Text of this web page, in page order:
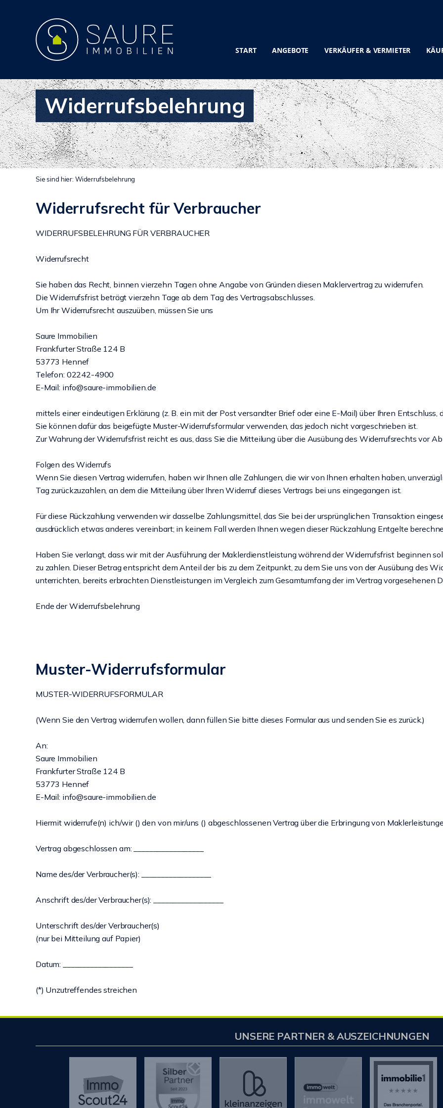
START ANGEBOTE VERKÄUFER & VERMIETER
Widerrufsbelehrung
Sie sind hier: Widerrufsbelehrung
Widerrufsrecht für Verbraucher
WIDERRUFSBELEHRUNG FÜR VERBRAUCHER
Widerrufsrecht
Sie haben das Recht, binnen vierzehn Tagen ohne Angabe von Gründen diesen Maklervertrag zu widerrufen.
Die Widerrufsfrist beträgt vierzehn Tage ab dem Tag des Vertragsabschlusses.
Um Ihr Widerrufsrecht auszuüben, müssen Sie uns
Saure Immobilien
Frankfurter Straße 124 B
53773 Hennef
Telefon: 02242-4900
E-Mail: info@saure-immobilien.de
mittels einer eindeutigen Erklärung (z. B. ein mit der Post versandter Brief oder eine E-Mail) über Ihren Entschluss,
Sie können dafür das beigefügte Muster-Widerrufsformular verwenden, das jedoch nicht vorgeschrieben ist.
Zur Wahrung der Widerrufsfrist reicht es aus, dass Sie die Mitteilung über die Ausübung des Widerrufsrechts vor
Folgen des Widerrufs
Wenn Sie diesen Vertrag widerrufen, haben wir Ihnen alle Zahlungen, die wir von Ihnen erhalten haben,
Tag zurückzuzahlen, an dem die Mitteilung über Ihren Widerruf dieses Vertrags bei uns eingegangen ist.
Für diese Rückzahlung verwenden wir dasselbe Zahlungsmittel, das Sie bei der ursprünglichen Transaktion
ausdrücklich etwas anderes vereinbart; in keinem Fall werden Ihnen wegen dieser Rückzahlung Entgelte
Haben Sie verlangt, dass wir mit der Ausführung der Maklerdienstleistung während der Widerrufsfrist beginnen
zu zahlen. Dieser Betrag entspricht dem Anteil der bis zu dem Zeitpunkt, zu dem Sie uns von der Ausübung des
unterrichten, bereits erbrachten Dienstleistungen im Vergleich zum Gesamtumfang der im Vertrag vorgesehenen
Ende der Widerrufsbelehrung
Muster-Widerrufsformular
MUSTER-WIDERRUFSFORMULAR
(Wenn Sie den Vertrag widerrufen wollen, dann füllen Sie bitte dieses Formular aus und senden Sie es zurück.)
An:
Saure Immobilien
Frankfurter Straße 124 B
53773 Hennef
E-Mail: info@saure-immobilien.de
Hiermit widerrufe(n) ich/wir () den von mir/uns () abgeschlossenen Vertrag über die Erbringung von
Vertrag abgeschlossen am: __________________
Name des/der Verbraucher(s): __________________
Anschrift des/der Verbraucher(s): __________________
Unterschrift des/der Verbraucher(s)
(nur bei Mitteilung auf Papier)
Datum: __________________
(*) Unzutreffendes streichen
UNSERE PARTNER & AUSZEICHNUNGEN